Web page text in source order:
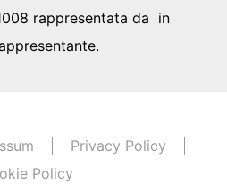
rappresentata da in
Privacy Policy
Policy